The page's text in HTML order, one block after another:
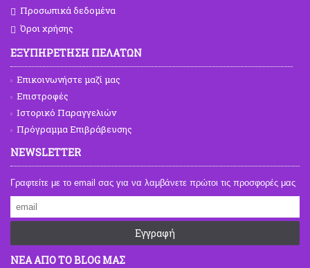
Προσωπικά δεδομένα
Όροι χρήσης
ΕΞΥΠΗΡΕΤΗΣΗ ΠΕΛΑΤΩΝ
Επικοινωνήστε μαζί μας
Επιστροφές
Ιστορικό Παραγγελιών
Πρόγραμμα Επιβράβευσης
NEWSLETTER
Γραφτείτε με το email σας για να λαμβάνετε πρώτοι τις προσφορές μας
Εγγραφή
ΝΕΑ ΑΠΟ ΤΟ BLOG ΜΑΣ